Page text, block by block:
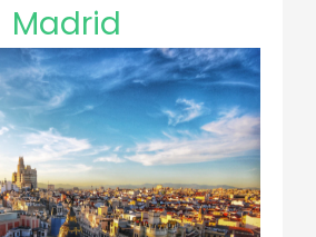
Madrid